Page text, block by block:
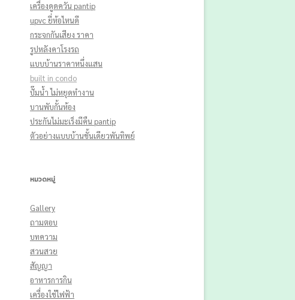
เครื่องดูดควัน pantip
upvc ยี่ห้อไหนดี
กระจกกันเสียง ราคา
รูปหลังคาโรงรถ
แบบบ้านราคาหนึ่งแสน
built in condo
ปั๊มน้ํา ไม่หยุดทํางาน
บานพับกั้นห้อง
ประกันไม่มะเร็งมีคืน pantip
ตัวอย่างแบบบ้านชั้นเดียวพันทิพย์
หมวดหมู่
Gallery
ถามตอบ
บทความ
สวนสวย
สัญญา
อาหารการกิน
เครื่องใช้ไฟฟ้า